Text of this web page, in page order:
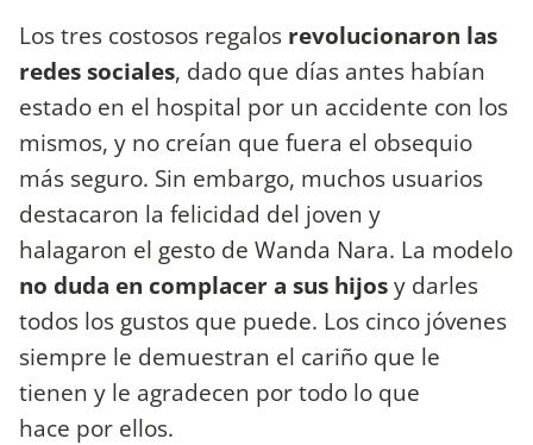
Los tres costosos regalos revolucionaron las
redes sociales, dado que días antes habían
estado en el hospital por un accidente con los
mismos, y no creían que fuera el obsequio
más seguro. Sin embargo, muchos usuarios
destacaron la felicidad del joven y
halagaron el gesto de Wanda Nara. La modelo
no duda en complacer a sus hijosy darles
todos los gustos que puede. Los cinco jóvenes
siempre le demuestran el cariño que le
tienen y le agradecen por todo lo que
hace por ellos.